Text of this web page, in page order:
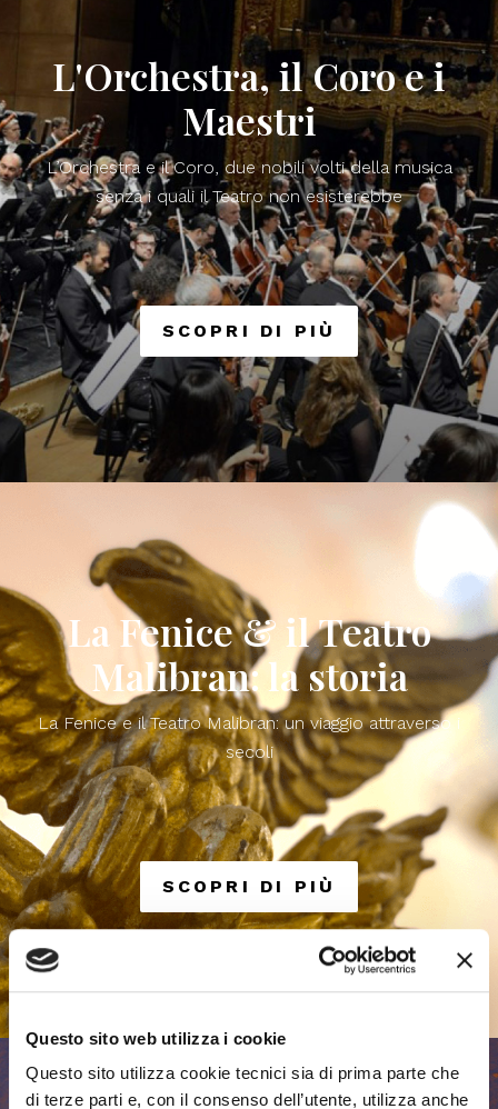
Questo sito web utilizza i cookie
Questo sito utilizza cookie tecnici sia di prima parte che
di terze parti e, con il consenso dell’utente, utilizza anche
L'Orchestra, il Coro e i
Maestri
L’Orchestra e il Coro, due nobili volti della musica
senza i quali il Teatro non esisterebbe
SCOPRI DI PIÙ
La Fenice & il Teatro
Malibran: la storia
La Fenice e il Teatro Malibran: un viaggio attraverso i
secoli
SCOPRI DI PIÙ